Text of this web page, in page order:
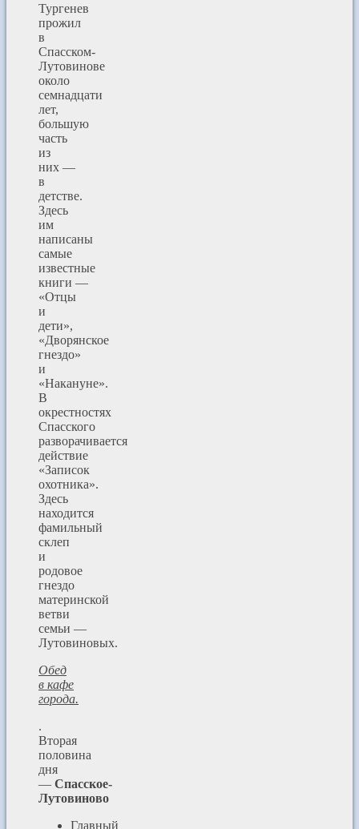
Тургенев
прожил
в
Спасском-
Лутовинове
около
семнадцати
лет,
большую
часть
из
них —
в
детстве.
Здесь
им
написаны
самые
известные
книги —
«Отцы
и
дети»,
«Дворянское
гнездо»
и
«Накануне».
В
окрестностях
Спасского
разворачивается
действие
«Записок
охотника».
Здесь
находится
фамильный
склеп
и
родовое
гнездо
материнской
ветви
семьи —
Лутовиновых.
Обед
в кафе
города.
.
Вторая
половина
дня
— Спасское-
Лутовиново
Главный